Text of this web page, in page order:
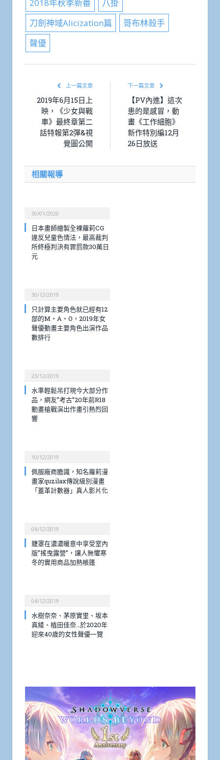
2018年秋季新番
八掛
刀劍神域Alicization篇
哥布林殺手
聲優
上一篇文章
2019年6月15日上
映，《少女與戰
車》最終章第二
話特報第2彈&視
覺圖公開
下一篇文章
【PV內進】這次
患的是感冒，動
畫《工作細胞》
新作特別編12月
26日放送
相關報導
30/01/2020
日本畫師繪製全裸蘿莉CG
違反兒童色情法，最高裁判
所終極判決有罪罰款30萬日
元
30/12/2019
只計算主要角色就已經有12
部的M・A・O，2019年女
聲優動畫主要角色出演作品
數排行
23/12/2019
水準輕鬆吊打現今大部分作
品，網友”考古”20年前R18
動畫槍戰演出作畫引熱烈回
響
10/12/2019
佩服廠商膽識，知名蘿莉漫
畫家quzilax傳說級別漫畫
「蓋革計數器」真人影片化
06/12/2019
籠罩在濃濃暖意中享受室內
版”搖曳露營”，讓人無懼寒
冬的實用商品加熱帳篷
04/12/2019
水樹奈奈、茅原實里、坂本
真綾、植田佳奈…於2020年
迎來40歲的女性聲優一覽